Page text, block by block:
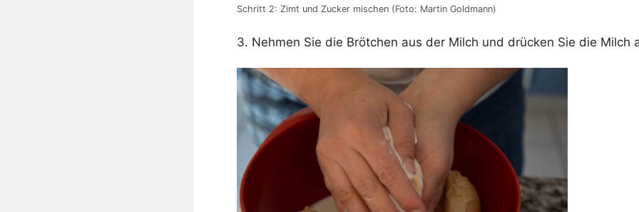
Schritt 2: Zimt und Zucker mischen (Foto: Martin Goldmann)
3. Nehmen Sie die Brötchen aus der Milch und drücken Sie die Milch